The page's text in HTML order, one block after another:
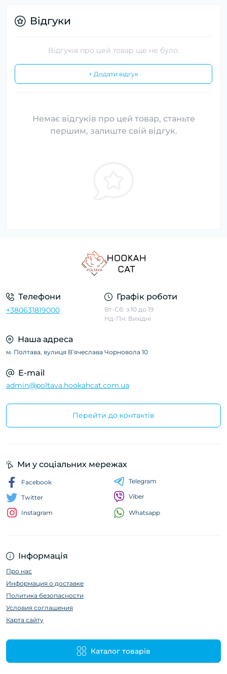
Відгуки
Відгуків про цей товар ще не було.
+ Додати відгук
Немає відгуків про цей товар, станьте
першим, залиште свій відгук.
Телефони
+380631819000
Графік роботи
Вт-Сб: з 10 до 19
Нд-Пн: Вихідні
Наша адреса
м. Полтава, вулиця Вʼячеслава Чорновола 10
E-mail
admin@poltava.hookahcat.com.ua
Перейти до контактів
Інформація
Про нас
Информация о доставке
Политика безопасности
Условия соглашения
Карта сайту
Каталог товарів
Ми у соціальних мережах
Facebook
Twitter
Instagram
Telegram
Viber
Whatsapp